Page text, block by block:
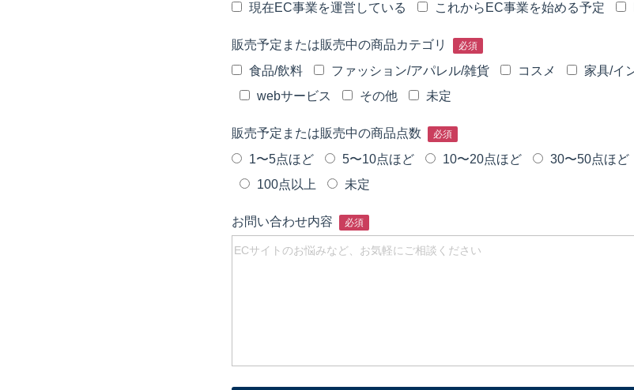
現在EC事業を運営している これからEC事業を始める予定
販売予定または販売中の商品カテゴリ 必須
食品/飲料 ファッション/アパレル/雑貨 コスメ 家具/イ
webサービス
その他 未定
販売予定または販売中の商品点数 必須
1〜5点ほど 5〜10点ほど 10〜20点ほど 30〜50点ほど
100点以上
未定
お問い合わせ内容 必須